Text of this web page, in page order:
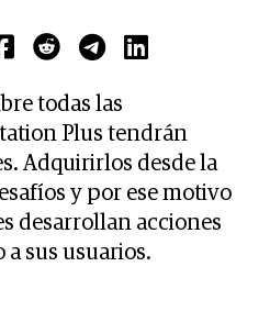
todas las
Plus tendrán
Adquirirlos desde la
y por ese motivo
desarrollan acciones
a sus usuarios.